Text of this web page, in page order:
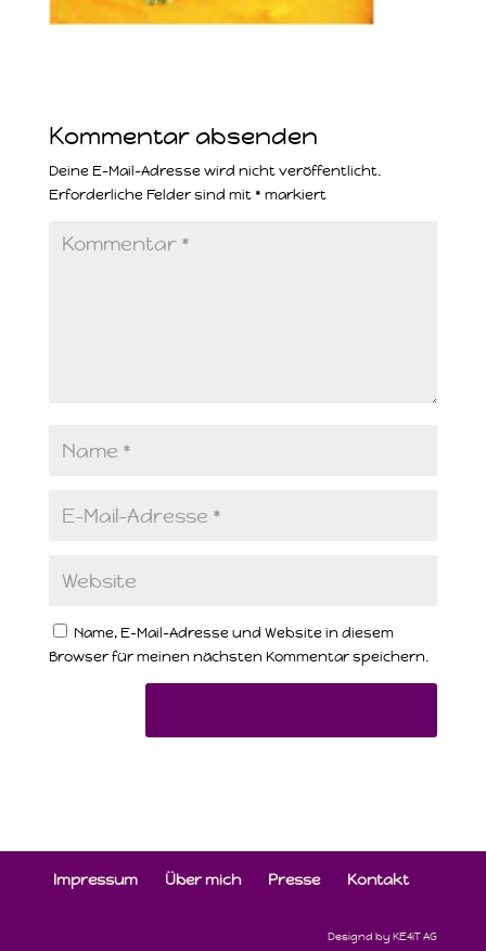
Kommentar absenden
Deine E-Mail-Adresse wird nicht veröffentlicht.
Erforderliche Felder sind mit * markiert
Name, E-Mail-Adresse und Website in diesem
Browser für meinen nächsten Kommentar speichern.
Impressum Über mich Presse Kontakt
Designd by KE4iT AG